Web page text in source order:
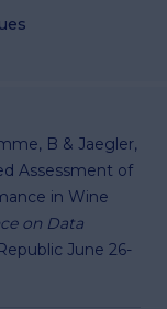
B & Jaegler,
Assessment of
in Wine
on Data
June 26-